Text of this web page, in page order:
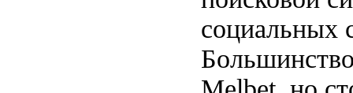
социальных